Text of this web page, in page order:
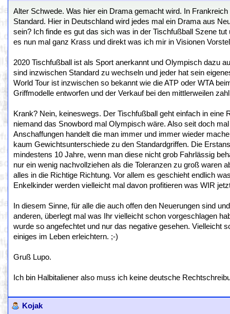
Alter Schwede. Was hier ein Drama gemacht wird. In
Standard. Hier in Deutschland wird jedes mal ein Drama aus
sein? Ich finde es gut das sich was in der Tischfußball Szene
es nun mal ganz Krass und direkt was ich mir in Visionen
2020 Tischfußball ist als Sport anerkannt und Olympisch dazu
sind inzwischen Standard zu wechseln und jeder hat sein
World Tour ist inzwischen so bekannt wie die ATP oder WTA
Griffmodelle entworfen und der Verkauf bei den mittlerweilen
Krank? Nein, keineswegs. Der Tischfußball geht einfach in
niemand das Snowbord mal Olympisch wäre. Also seit doch
Anschaffungen handelt die man immer und immer wieder
kaum Gewichtsunterschiede zu den Standardgriffen. Die
mindestens 10 Jahre, wenn man diese nicht grob Fahrlässig
nur ein wenig nachvollziehen als die Toleranzen zu groß waren
alles in die Richtige Richtung. Vor allem es geschieht endlich
Enkelkinder werden vielleicht mal davon profitieren was WIR
In diesem Sinne, für alle die auch offen den Neuerungen sind
anderen, überlegt mal was Ihr vielleicht schon vorgeschlagen
wurde so angefechtet und nur das negative gesehen. Vielleicht
einiges im Leben erleichtern. ;-)
Gruß Lupo.
Ich bin Halbitaliener also muss ich keine deutsche
Kojak